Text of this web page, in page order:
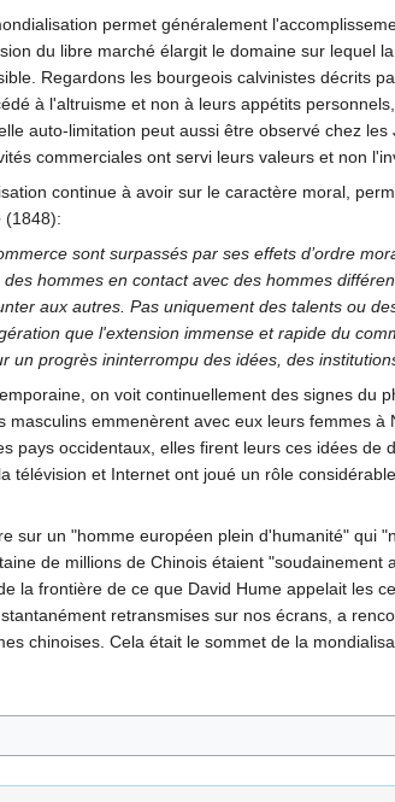
permet généralement
du libre marché élargit le domaine sur
Regardons les bourgeois calvinistes décrits
à l'altruisme et non à leurs appétits
auto-limitation peut aussi être observé chez
commerciales ont servi leurs valeurs et non
continue à avoir sur le caractère moral,
(1848):
sont surpassés par ses effets d’ordre
des hommes en contact avec des hommes
aux autres. Pas uniquement des talents ou
que l'extension immense et rapide du
un progrès ininterrompu des idées, des
on voit continuellement des signes
masculins emmenèrent avec eux leurs femmes
pays occidentaux, elles firent leurs ces idées
télévision et Internet ont joué un rôle
sur un "homme européen plein d'humanité" qui
de millions de Chinois étaient
la frontière de ce que David Hume appelait les
retransmises sur nos écrans, a
chinoises. Cela était le sommet de la